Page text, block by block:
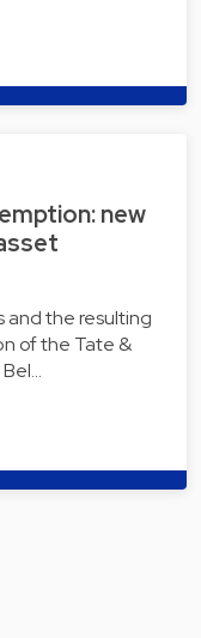
new
and the resulting
of the Tate &